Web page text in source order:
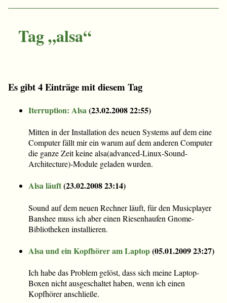
Tag „alsa“
Es gibt 4 Einträge mit diesem Tag
Iterruption: Alsa(23.02.2008 22:55)
Mitten in der Installation des neuen Systems auf dem eine
Computer fällt mir ein warum auf dem anderen Computer
die ganze Zeit keine alsa(advanced-Linux-Sound-
Architecture)-Module geladen wurden.
Alsa läuft(23.02.2008 23:14)
Sound auf dem neuen Rechner läuft, für den Musicplayer
Banshee muss ich aber einen Riesenhaufen Gnome-
Bibliotheken installieren.
Alsa und ein Kopfhörer am Laptop(05.01.2009 23:27)
Ich habe das Problem gelöst, dass sich meine Laptop-
Boxen nicht ausgeschaltet haben, wenn ich einen
Kopfhörer anschließe.